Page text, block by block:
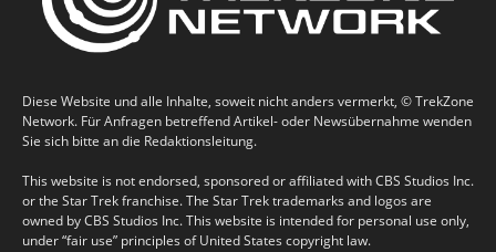
Diese Website und alle Inhalte, soweit nicht anders vermerkt, © TrekZone
Network. Für Anfragen betreffend Artikel- oder Newsübernahme wenden
Sie sich bitte an die Redaktionsleitung.
This website is not endorsed, sponsored or affiliated with CBS Studios Inc.
or the Star Trek franchise. The Star Trek trademarks and logos are
owned by CBS Studios Inc. This website is intended for personal use only,
under “fair use” principles of United States copyright law.